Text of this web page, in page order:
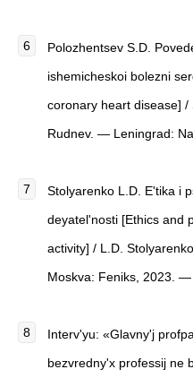
Polozhentsev S.D.
ishemicheskoi bolezni
coronary heart disease] /
Rudnev. — Leningrad:
Stolyarenko L.D. E'tika i
deyatel'nosti [Ethics and
activity] / L.D.
Moskva: Feniks, 2023.
Interv'yu: «Glavny'j
bezvredny'x professij ne